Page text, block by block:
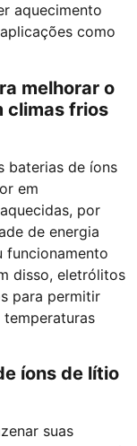
aquecimento
como
melhorar o
climas frios
baterias de íons
em
por
de energia
funcionamento
disso, eletrólitos
para permitir
íons de lítio
suas